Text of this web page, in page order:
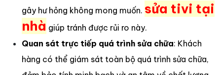
gây hư hỏng không mong muốn. sửa tivi tại
nhà giúp tránh được rủi ro này.
Quan sát trực tiếp quá trình sửa chữa: Khách
hàng có thể giám sát toàn bộ quá trình sửa chữa,